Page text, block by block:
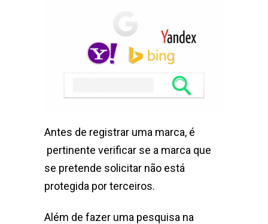
Antes de registrar uma marca, é
pertinente verificar se a marca que
se pretende solicitar não está
protegida por terceiros.
Além de fazer uma pesquisa na